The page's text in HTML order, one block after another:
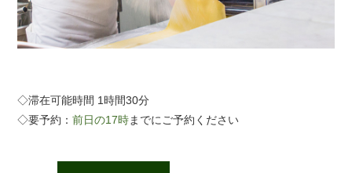
◇滞在可能時間 1時間30分
◇要予約：前日の17時までにご予約ください